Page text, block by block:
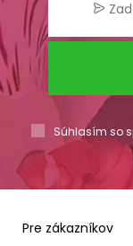
Súhlasím so
Pre zákazníkov